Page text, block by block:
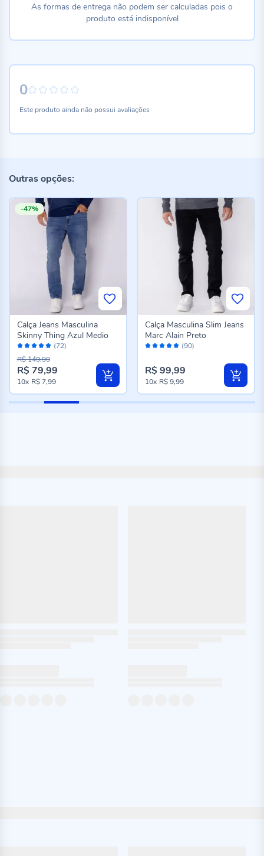
0
Este produto ainda não possui avaliações
As formas de entrega não podem ser calculadas pois o
produto está indisponível
Outras opções:
-47%
Avaliação:
96%
(72)
Calça Jeans Masculina
Skinny Thing Azul Medio
R$ 79,99
R$ 149,99
10x R$ 7,99
Avaliação: (90)
Calça Masculina Slim Jeans
Marc Alain Preto
R$ 99,99
10x R$ 9,99